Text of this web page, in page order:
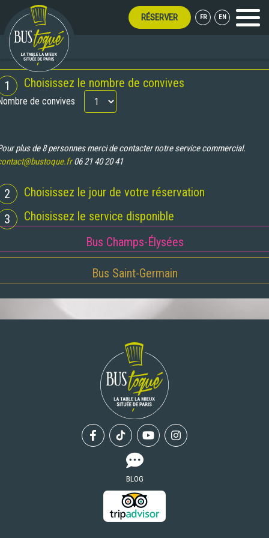
RÉSERVER FR EN Menu
TOUT L'ÉTÉ !
1 Choisissez le nombre de convives
de convives
plus de 8 personnes merci de contacter notre service commercial.
06 21 40 20 41
2
Choisissez le jour de votre réservation
3
Choisissez le service disponible
Bus Champs-Élysées
Bus Saint-Germain
FacebookTiktok YoutubeInstagram
BLOG